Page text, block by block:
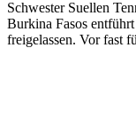
Schwester Suellen
Burkina Fasos
freigelassen. Vor fast